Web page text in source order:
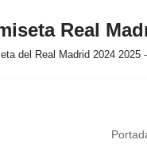
Real
del Real Madrid 2024